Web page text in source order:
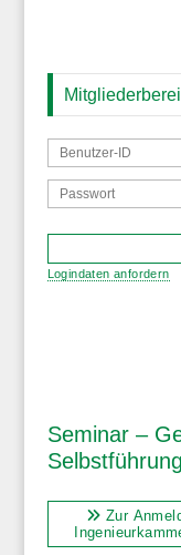
Logindaten anfordern
Seminar –
Zur